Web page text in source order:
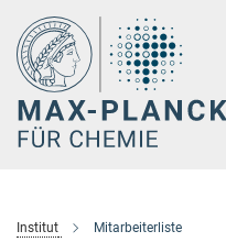
Hauptinhalt
Institut Mitarbeiterliste